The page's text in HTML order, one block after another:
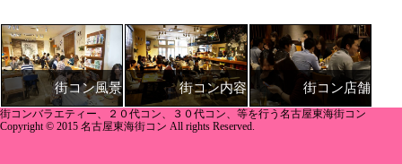
街コン風景 街コン内容 街コン店舗
街コンバラエティー、２０代コン、３０代コン、等を行う名古屋東海街コン
Copyright © 2015 名古屋東海街コン All rights Reserved.